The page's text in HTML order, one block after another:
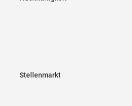
Stellenmarkt